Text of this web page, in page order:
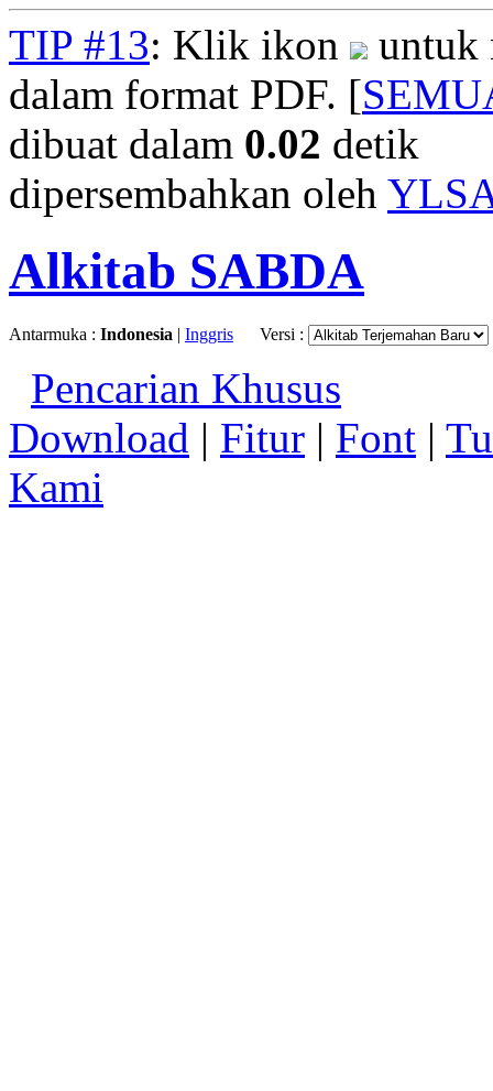
TIP #13: Klik ikon
untuk
dalam format PDF. [
dibuat dalam 0.02 detik
dipersembahkan oleh
Alkitab SABDA
Antarmuka : Indonesia | Inggris Versi :
Pencarian Khusus
Download | Fitur | Font |
Kami